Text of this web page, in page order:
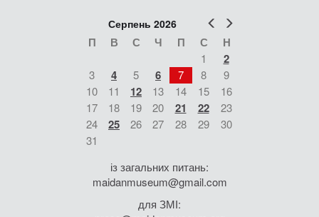
Попер
Серпень 2026
П В С Ч П С Н
1 2
3 4 5 6 7 8
9
10
11 12 13 14 15
16
17
18 19 20 21 22
23
24
25 26 27 28 29
30
31
із загальних питань:
maidanmuseum@gmail.com
для ЗМІ: